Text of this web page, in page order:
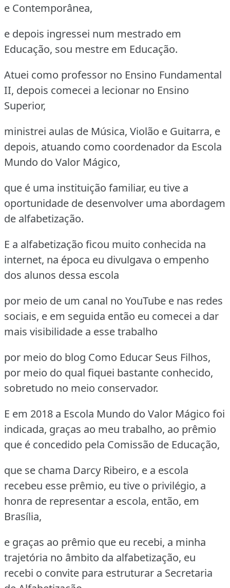
e Contemporânea,
e depois ingressei num mestrado em
Educação, sou mestre em Educação.
Atuei como professor no Ensino Fundamental
II, depois comecei a lecionar no Ensino
Superior,
ministrei aulas de Música, Violão e Guitarra, e
depois, atuando como coordenador da Escola
Mundo do Valor Mágico,
que é uma instituição familiar, eu tive a
oportunidade de desenvolver uma abordagem
de alfabetização.
E a alfabetização ficou muito conhecida na
internet, na época eu divulgava o empenho
dos alunos dessa escola
por meio de um canal no YouTube e nas redes
sociais, e em seguida então eu comecei a dar
mais visibilidade a esse trabalho
por meio do blog Como Educar Seus Filhos,
por meio do qual fiquei bastante conhecido,
sobretudo no meio conservador.
E em 2018 a Escola Mundo do Valor Mágico foi
indicada, graças ao meu trabalho, ao prêmio
que é concedido pela Comissão de Educação,
que se chama Darcy Ribeiro, e a escola
recebeu esse prêmio, eu tive o privilégio, a
honra de representar a escola, então, em
Brasília,
e graças ao prêmio que eu recebi, a minha
trajetória no âmbito da alfabetização, eu
recebi o convite para estruturar a Secretaria